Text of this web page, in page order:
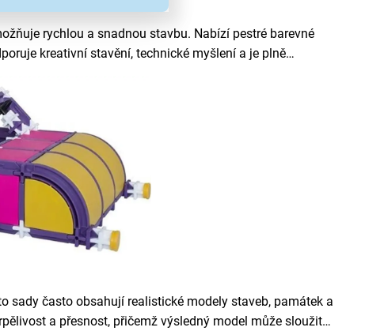
rychlou a snadnou stavbu. Nabízí pestré barevné
kreativní stavění, technické myšlení a je plně
sady často obsahují realistické modely staveb, památek a
a přesnost, přičemž výsledný model může sloužit